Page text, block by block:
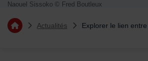
Naouel Sissoko © Fred Boutleux
Vous êtes ici :
Retourner à l'accueil
Actualités Explorer le lien